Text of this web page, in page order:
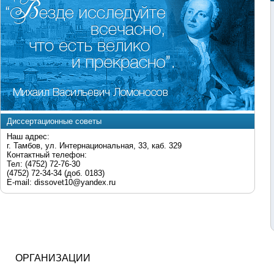
Диссертационные советы
Наш адрес:
г. Тамбов, ул. Интернациональная, 33, каб. 329
Контактный телефон:
Тел: (4752) 72-76-30
(4752) 72-34-34 (доб. 0183)
E-mail: dissovet10@yandex.ru
ОРГАНИЗАЦИИ